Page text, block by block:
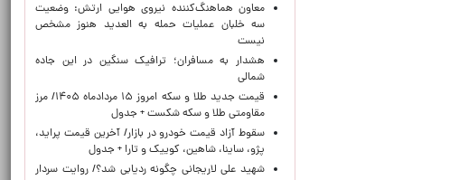
معاون هماهنگ‌کننده نیروی هوایی ارتش: وضعیت
سه خلبان عملیات حمله به العدید هنوز مشخص
نیست
هشدار به مسافران؛ ترافیک سنگین در این جاده
شمالی
قیمت جدید طلا و سکه امروز ۱۵ مردادماه ۱۴۰۵/ مرز
مقاومتی طلا و سکه شکست + جدول
سقوط آزاد قیمت خودرو در بازار/ آخرین قیمت پراید،
پژو، ساینا، شاهین، کوییک و تارا + جدول
شهید علی لاریجانی چگونه ردیابی شد؟/ روایت سردار